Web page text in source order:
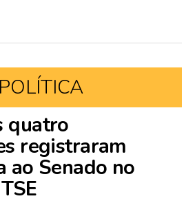
POLÍTICA
quatro
registraram
ao Senado no